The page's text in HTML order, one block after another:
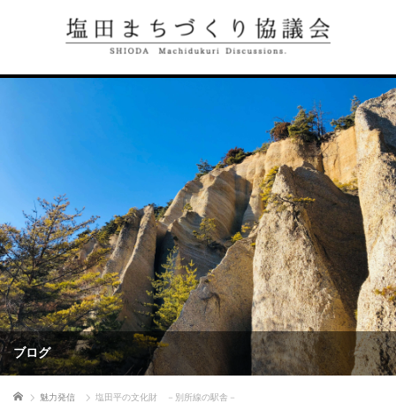
ブログ
ホーム 魅力発信 塩田平の文化財 －別所線の駅舎－